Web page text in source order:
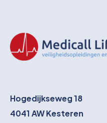
Hogedijkseweg 18
4041 AWKesteren